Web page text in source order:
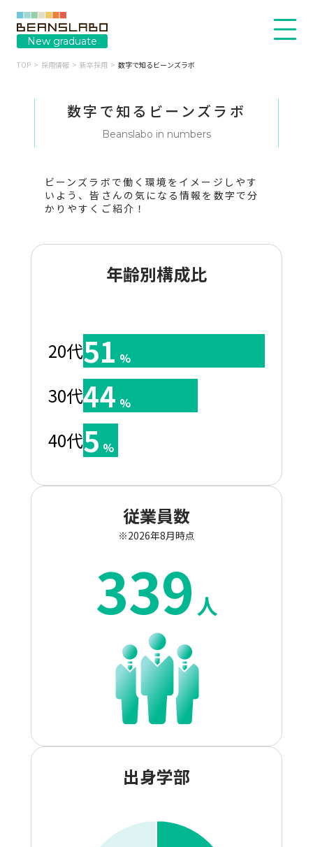
New graduate
TOP 採用情報 新卒採用 数字で知るビーンズラボ
数字で知るビーンズラボ
Beanslabo in numbers
ビーンズラボで働く環境をイメージしやす
いよう、皆さんの気になる情報を数字で分
かりやすくご紹介！
年齢別構成比
20代51 %
30代44 %
40代5 %
従業員数
※2026年8月時点
339人
出身学部